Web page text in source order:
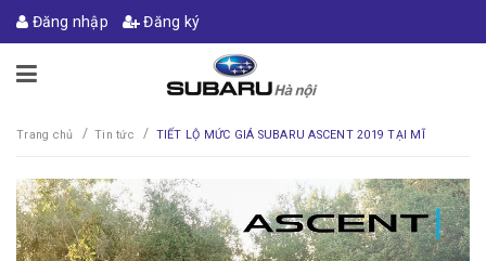
Đăng nhập Đăng ký
Trang chủ / Tin tức / TIẾT LỘ MỨC GIÁ SUBARU ASCENT 2019 TẠI MĨ